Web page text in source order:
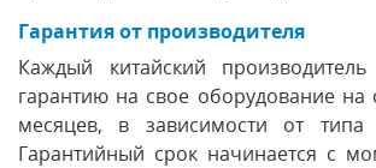
Гарантия от производителя
Каждый китайский производитель
гарантию на свое оборудование на
месяцев, в зависимости от типа
Гарантийный срок начинается с